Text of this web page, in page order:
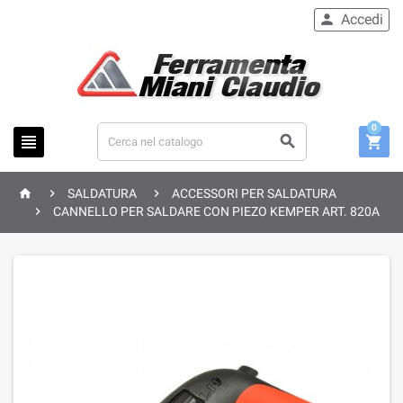
 
 Accedi

0
  SALDATURA 
ACCESSORI PER SALDATURA

CANNELLO PER SALDARE CON PIEZO KEMPER ART. 820A